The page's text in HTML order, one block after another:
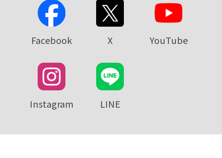
Facebook X YouTube
Instagram LINE